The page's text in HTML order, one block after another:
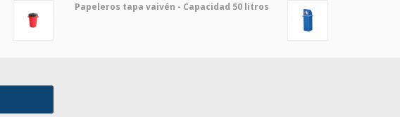
Papeleros tapa vaivén - Capacidad 50 litros